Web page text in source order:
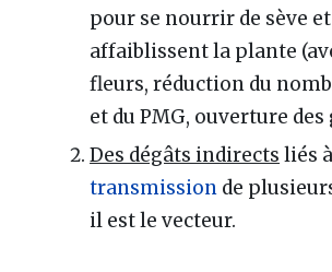
pour se nourrir de sève
affaiblissent la plante
fleurs, réduction du
et du PMG, ouverture des
Des dégâts indirects liés
transmission de
il est le vecteur.